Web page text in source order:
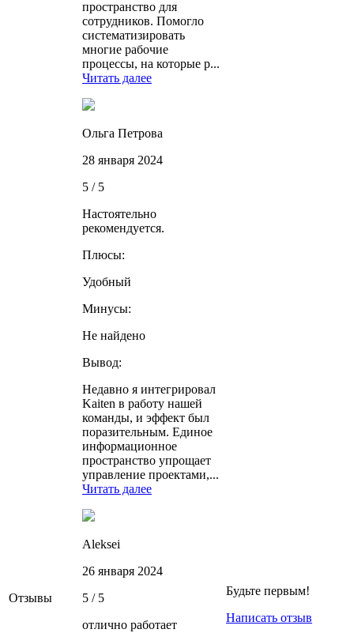
Отзывы
пространство для
сотрудников. Помогло
систематизировать
многие рабочие
процессы, на которые р...
Читать далее
Ольга Петрова
28 января 2024
5 / 5
Настоятельно
рекомендуется.
Плюсы:
Удобный
Минусы:
Не найдено
Вывод:
Недавно я интегрировал
Kaiten в работу нашей
команды, и эффект был
поразительным. Единое
информационное
пространство упрощает
управление проектами,...
Читать далее
Aleksei
26 января 2024
5 / 5
отлично работает
Будьте первым!
Написать отзыв